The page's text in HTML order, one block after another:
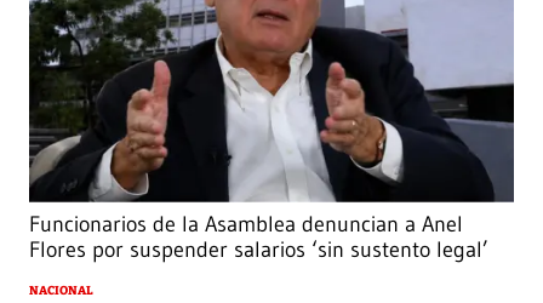
Funcionarios de la Asamblea denuncian a Anel
Flores por suspender salarios ‘sin sustento legal’
NACIONAL